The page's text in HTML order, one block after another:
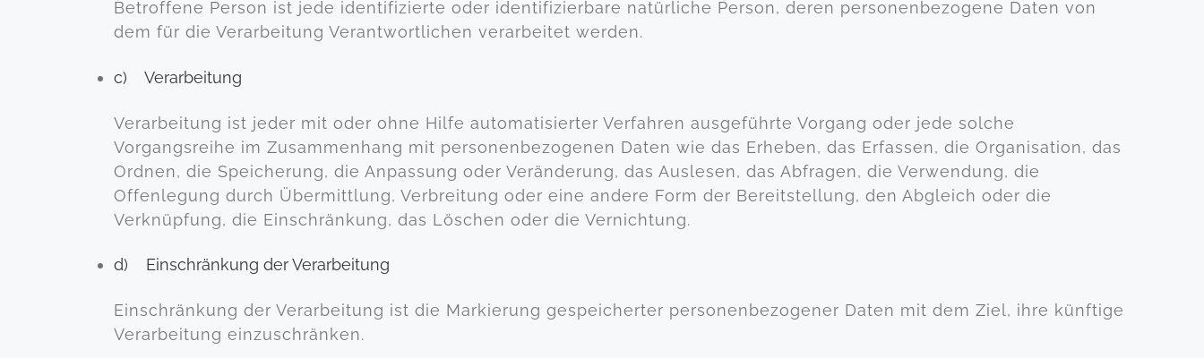
Betroffene Person ist jede identifizierte oder identifizierbare natürliche Person, deren personenbezogene Daten von
dem für die Verarbeitung Verantwortlichen verarbeitet werden.
c) Verarbeitung
Verarbeitung ist jeder mit oder ohne Hilfe automatisierter Verfahren ausgeführte Vorgang oder jede solche
Vorgangsreihe im Zusammenhang mit personenbezogenen Daten wie das Erheben, das Erfassen, die Organisation, das
Ordnen, die Speicherung, die Anpassung oder Veränderung, das Auslesen, das Abfragen, die Verwendung, die
Offenlegung durch Übermittlung, Verbreitung oder eine andere Form der Bereitstellung, den Abgleich oder die
Verknüpfung, die Einschränkung, das Löschen oder die Vernichtung.
d) Einschränkung der Verarbeitung
Einschränkung der Verarbeitung ist die Markierung gespeicherter personenbezogener Daten mit dem Ziel, ihre künftige
Verarbeitung einzuschränken.